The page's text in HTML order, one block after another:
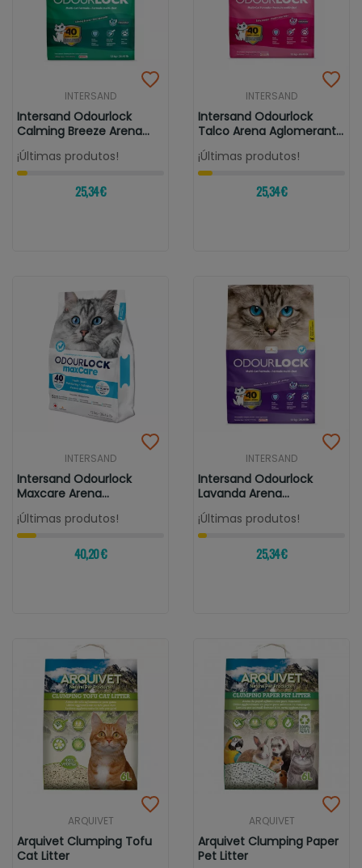
INTERSAND
Intersand Odourlock
Calming Breeze Arena
Aglomerante...
¡Últimas produtos!
25,34 €
INTERSAND
Intersand Odourlock
Talco Arena Aglomerante
Para Gatos
¡Últimas produtos!
25,34 €
INTERSAND
Intersand Odourlock
Maxcare Arena
Aglomerante Para...
¡Últimas produtos!
40,20 €
INTERSAND
Intersand Odourlock
Lavanda Arena
Aglomerante Para...
¡Últimas produtos!
25,34 €
ARQUIVET
Arquivet Clumping Tofu
Cat Litter
ARQUIVET
Arquivet Clumping Paper
Pet Litter